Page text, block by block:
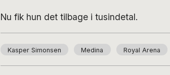
Nu fik hun det tilbage i tusindetal.
Kasper Simonsen Medina Royal Arena